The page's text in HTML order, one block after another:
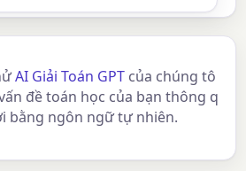
AI Giải Toán GPT của chúng tô
đề toán học của bạn thông q
bằng ngôn ngữ tự nhiên.